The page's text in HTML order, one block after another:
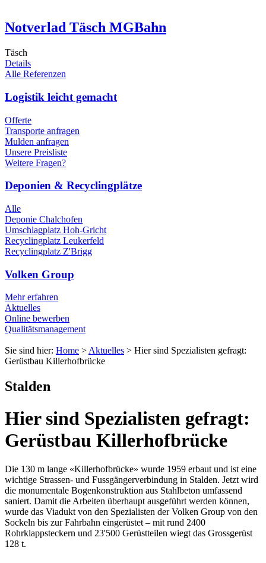
Notverlad Täsch MGBahn
Täsch
Details
Alle Referenzen
Logistik leicht gemacht
Offerte
Transporte anfragen
Mulden anfragen
Unsere Preisliste
Weitere Fragen?
Deponien & Recyclingplätze
Alle
Deponie Chalchofen
Umschlagplatz Hoh-Gricht
Recyclingplatz Leukerfeld
Recyclingplatz Z'Brigg
Volken Group
Mehr erfahren
Aktuelles
Online bewerben
Qualitätsmanagement
Sie sind hier: Home >Aktuelles > Hier sind Spezialisten gefragt:
Gerüstbau Killerhofbrücke
Stalden
Hier sind Spezialisten gefragt:
Gerüstbau Killerhofbrücke
Die 130 m lange «Killerhofbrücke» wurde 1959 erbaut und ist eine
wichtige Strassen- und Fussgängerverbindung in Stalden. Jetzt wird
die monumentale Bogenkonstruktion aus Stahlbeton umfassend
saniert. Damit die Arbeiten überhaupt ausgeführt werden können,
wurde das Viadukt von den Spezialisten der Volken Group von den
Sockeln bis zur Fahrbahn eingerüstet – mit rund 2400
Rohrklappsteckern und 23'500 Gerüstteilen wiegt das Grossgerüst
128 t.